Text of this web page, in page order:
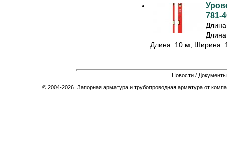
781-
Длина: 10 м; Ширина:
Новости / Документы
© 2004-2026. Запорная арматура и трубопроводная арматура от